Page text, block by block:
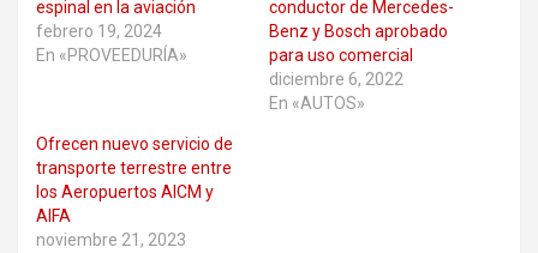
espinal en la aviación
febrero 19, 2024
En «PROVEEDURÍA»
conductor de Mercedes-
Benz y Bosch aprobado
para uso comercial
diciembre 6, 2022
En «AUTOS»
Ofrecen nuevo servicio de
transporte terrestre entre
los Aeropuertos AICM y
AIFA
noviembre 21, 2023